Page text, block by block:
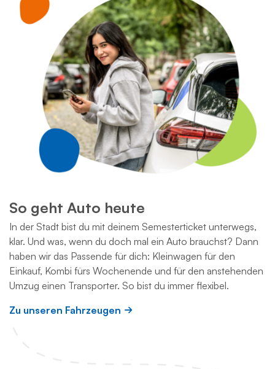
So geht Auto heute
In der Stadt bist du mit deinem Semesterticket unterwegs,
klar. Und was, wenn du doch mal ein Auto brauchst? Dann
haben wir das Passende für dich: Kleinwagen für den
Einkauf, Kombi fürs Wochenende und für den anstehenden
Umzug einen Transporter. So bist du immer flexibel.
Zu unseren Fahrzeugen